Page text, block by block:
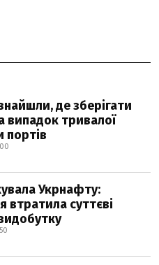
де зберігати
випадок тривалої
портів
Укрнафту:
втратила суттєві